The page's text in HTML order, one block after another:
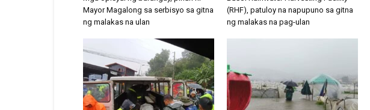
Mayor Magalong sa serbisyo sa gitna
ng malakas na ulan
(RHF), patuloy na napupuno sa gitna
ng malakas na pag-ulan